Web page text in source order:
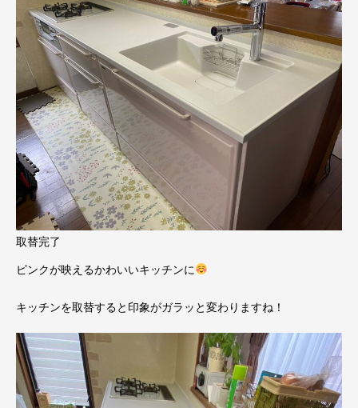
取替完了
ピンクが映えるかわいいキッチンに
キッチンを取替すると印象がガラッと変わりますね！